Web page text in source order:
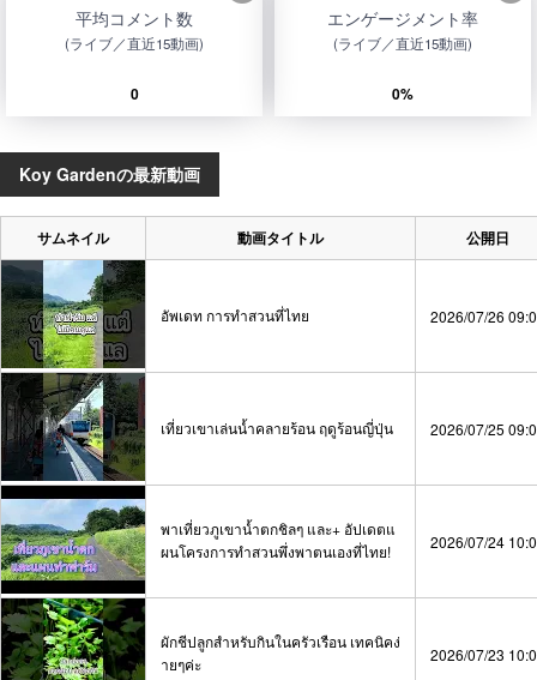
平均コメント数
(ライブ／直近15動画)
0
エンゲージメント率
(ライブ／直近15動画)
0%
Koy Gardenの最新動画
サムネイル 動画タイトル 公開日
อัพเดท การทำสวนที่ไทย 2026/07/26
เที่ยวเขาเล่นน้ำคลายร้อน ฤดูร้อนญี่ปุ่น 2026/07/25
พาเที่ยวภูเขาน้ำตกชิลๆ และ+ อัปเดตแ
ผนโครงการทำสวนพึ่งพาตนเองที่ไทย!
2026/07/24
ผักชีปลูกสำหรับกินในครัวเรือน เทคนิคง่
ายๆค่ะ
2026/07/23